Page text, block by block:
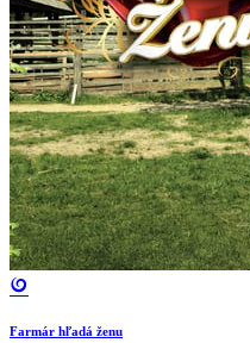
Farmár hľadá ženu